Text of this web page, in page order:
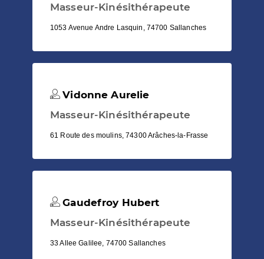
Masseur-Kinésithérapeute
1053 Avenue Andre Lasquin, 74700 Sallanches
Vidonne Aurelie
Masseur-Kinésithérapeute
61 Route des moulins, 74300 Arâches-la-Frasse
Gaudefroy Hubert
Masseur-Kinésithérapeute
33 Allee Galilee, 74700 Sallanches